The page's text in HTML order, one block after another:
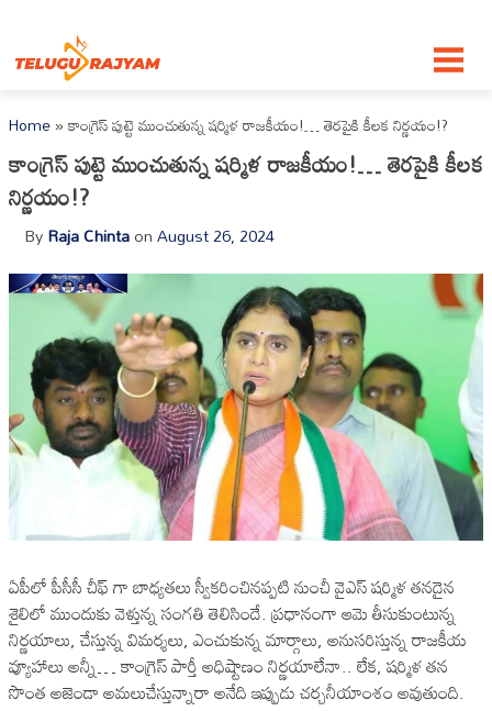
Home»కాంగ్రెస్ పుట్టె ముంచుతున్న షర్మిళ రాజకీయం!… తెరపైకి కీలక నిర్ణయం!?
కాంగ్రెస్ పుట్టె ముంచుతున్న షర్మిళ రాజకీయం!… తెరపైకి కీలక
నిర్ణయం!?
ByRaja ChintaonAugust 26, 2024
ఏపీలో పీసీసీ చీఫ్ గా బాధ్యతలు స్వీకరించినప్పటి నుంచీ వైఎస్ షర్మిళ తనదైన
శైలిలో ముందుకు వెళ్తున్న సంగతి తెలిసిందే. ప్రధానంగా ఆమె తీసుకుంటున్న
నిర్ణయాలు, చేస్తున్న విమర్శలు, ఎంచుకున్న మార్గాలు, అనుసరిస్తున్న రాజకీయ
వ్యూహాలు అన్నీ… కాంగ్రెస్ పార్తీ అధిష్టాణం నిర్ణయాలేనా.. లేక, షర్మిళ తన
సొంత అజెండా అమలుచేస్తున్నారా అనేది ఇప్పుడు చర్చనీయాంశం అవుతుంది.